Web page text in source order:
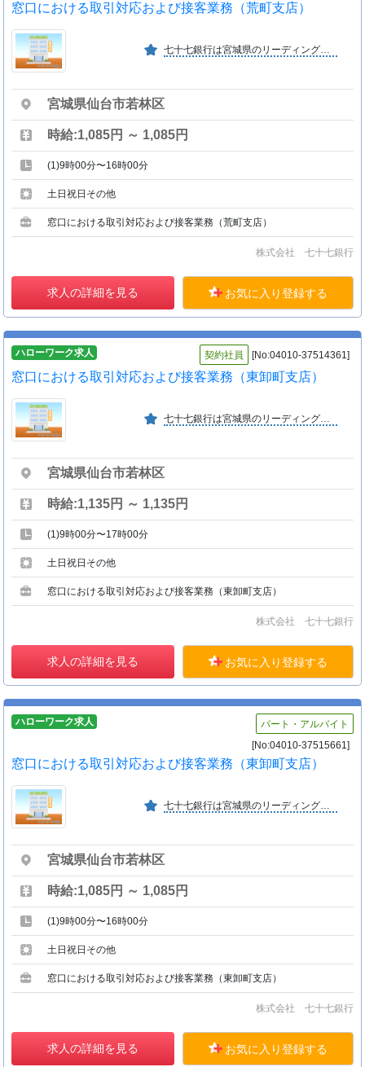
窓口における取引対応および接客業務（荒町支店）
七十七銀行は宮城県のリーディングバンクとして、１８７８年（明治１１年）の創業以来永きにわたり地域の皆さまと共に歩んでいます。
宮城県仙台市若林区
時給:1,085円 ～ 1,085円
(1)9時00分〜16時00分
土日祝日その他
窓口における取引対応および接客業務（荒町支店）
株式会社 七十七銀行
求人の詳細を見る お気に入り登録する
ハローワーク求人 契約社員 [No:04010-37514361]
窓口における取引対応および接客業務（東卸町支店）
七十七銀行は宮城県のリーディングバンクとして、１８７８年（明治１１年）の創業以来永きにわたり地域の皆さまと共に歩んでいます。
宮城県仙台市若林区
時給:1,135円 ～ 1,135円
(1)9時00分〜17時00分
土日祝日その他
窓口における取引対応および接客業務（東卸町支店）
株式会社 七十七銀行
求人の詳細を見る お気に入り登録する
ハローワーク求人
パート・アルバイト
[No:04010-37515661]
窓口における取引対応および接客業務（東卸町支店）
七十七銀行は宮城県のリーディングバンクとして、１８７８年（明治１１年）の創業以来永きにわたり地域の皆さまと共に歩んでいます。
宮城県仙台市若林区
時給:1,085円 ～ 1,085円
(1)9時00分〜16時00分
土日祝日その他
窓口における取引対応および接客業務（東卸町支店）
株式会社 七十七銀行
求人の詳細を見る お気に入り登録する